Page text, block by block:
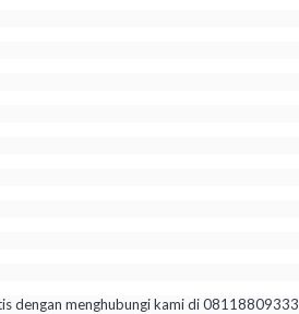
dengan menghubungi kami di 08118809333